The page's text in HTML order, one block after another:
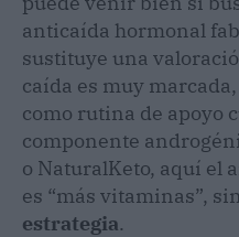
anticaída hormonal
sustituye una
caída es muy
como rutina de apoyo
componente
o NaturalKeto, aquí el
es “más vitaminas”,
estrategia.